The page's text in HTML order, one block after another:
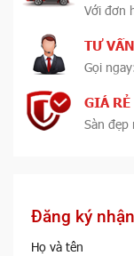
Với đơn
TƯ
Gọi
GIÁ RẺ
Sàn đẹp
Đăng ký
Họ và tên